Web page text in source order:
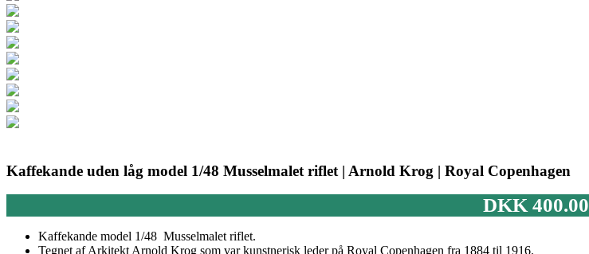
Kaffekande uden låg model 1/48 Musselmalet riflet | Arnold Krog | Royal Copenhagen
DKK400.00
Kaffekande model 1/48 Musselmalet riflet.
Tegnet af Arkitekt Arnold Krog som var kunstnerisk leder på Royal Copenhagen fra 1884 til 1916.